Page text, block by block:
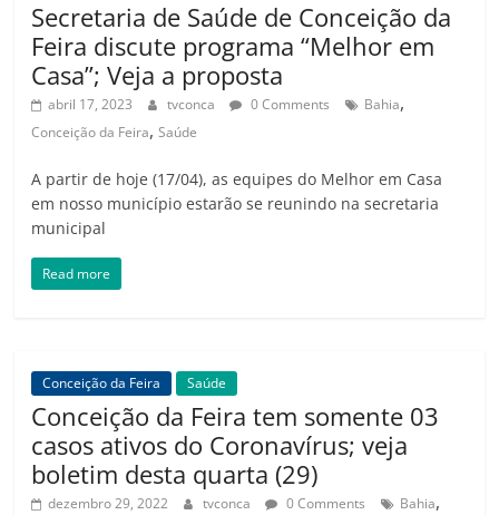
Secretaria de Saúde de Conceição da
Feira discute programa “Melhor em
Casa”; Veja a proposta
abril 17, 2023 tvconca 0 Comments Bahia,
Conceição da Feira,Saúde
A partir de hoje (17/04), as equipes do Melhor em Casa
em nosso município estarão se reunindo na secretaria
municipal
Read more
Conceição da Feira Saúde
Conceição da Feira tem somente 03
casos ativos do Coronavírus; veja
boletim desta quarta (29)
dezembro 29, 2022 tvconca 0 Comments Bahia,